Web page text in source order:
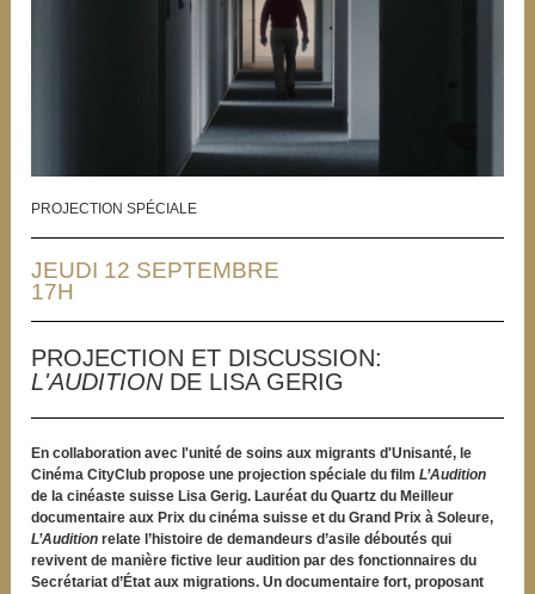
PROJECTION SPÉCIALE
JEUDI 12 SEPTEMBRE
17H
PROJECTION ET DISCUSSION:
L'AUDITIONDE LISA GERIG
En collaboration avec l'unité de soins aux migrants d'Unisanté, le
Cinéma CityClub propose une projection spéciale du film L’Audition
de la cinéaste suisse Lisa Gerig. Lauréat du Quartz du Meilleur
documentaire aux Prix du cinéma suisse et du Grand Prix à Soleure,
L’Auditionrelate l’histoire de demandeurs d’asile déboutés qui
revivent de manière fictive leur audition par des fonctionnaires du
Secrétariat d’État aux migrations. Un documentaire fort, proposant